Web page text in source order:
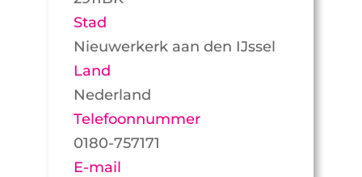
Stad
Nieuwerkerk aan den IJssel
Land
Nederland
Telefoonnummer
0180-757171
E-mail